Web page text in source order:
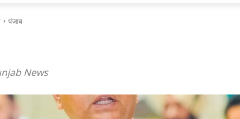
पंजाब
News